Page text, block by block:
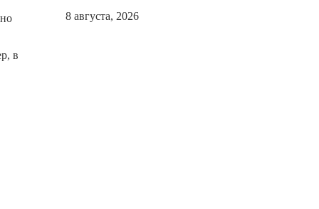
в
8 августа, 2026